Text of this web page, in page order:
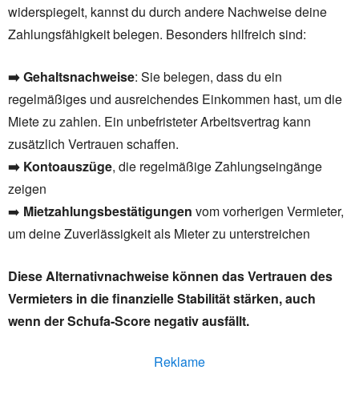
widerspiegelt, kannst du durch andere Nachweise deine
Zahlungsfähigkeit belegen. Besonders hilfreich sind:
➡️ Gehaltsnachweise: Sie belegen, dass du ein
regelmäßiges und ausreichendes Einkommen hast, um die
Miete zu zahlen. Ein unbefristeter Arbeitsvertrag kann
zusätzlich Vertrauen schaffen.
➡️ Kontoauszüge, die regelmäßige Zahlungseingänge
zeigen
➡️ Mietzahlungsbestätigungen vom vorherigen Vermieter,
um deine Zuverlässigkeit als Mieter zu unterstreichen
Diese Alternativnachweise können das Vertrauen des
Vermieters in die finanzielle Stabilität stärken, auch
wenn der Schufa-Score negativ ausfällt.
Reklame